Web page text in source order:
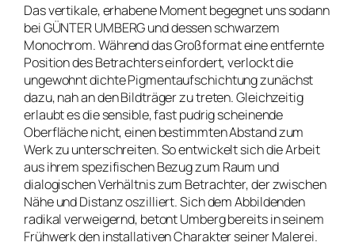
Das vertikale, erhabene Moment begegnet uns sodann
bei GÜNTER UMBERG und dessen schwarzem
Monochrom. Während das Großformat eine entfernte
Position des Betrachters einfordert, verlockt die
ungewohnt dichte Pigmentaufschichtung zunächst
dazu, nah an den Bildträger zu treten. Gleichzeitig
erlaubt es die sensible, fast pudrig scheinende
Oberfläche nicht, einen bestimmten Abstand zum
Werk zu unterschreiten. So entwickelt sich die Arbeit
aus ihrem spezifischen Bezug zum Raum und
dialogischen Verhältnis zum Betrachter, der zwischen
Nähe und Distanz oszilliert. Sich dem Abbildenden
radikal verweigernd, betont Umberg bereits in seinem
Frühwerk den installativen Charakter seiner Malerei.